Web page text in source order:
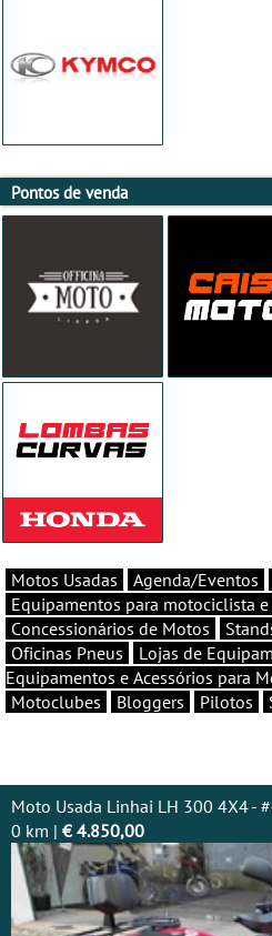
Pontos de venda
Motos Usadas Agenda/Eventos
Equipamentos para motociclista
Concessionários de Motos
Oficinas Pneus
Lojas de
Equipamentos e Acessórios para
Motoclubes
Bloggers Pilotos
Moto Usada Linhai LH 300 4X4 -
0 km | € 4.850,00